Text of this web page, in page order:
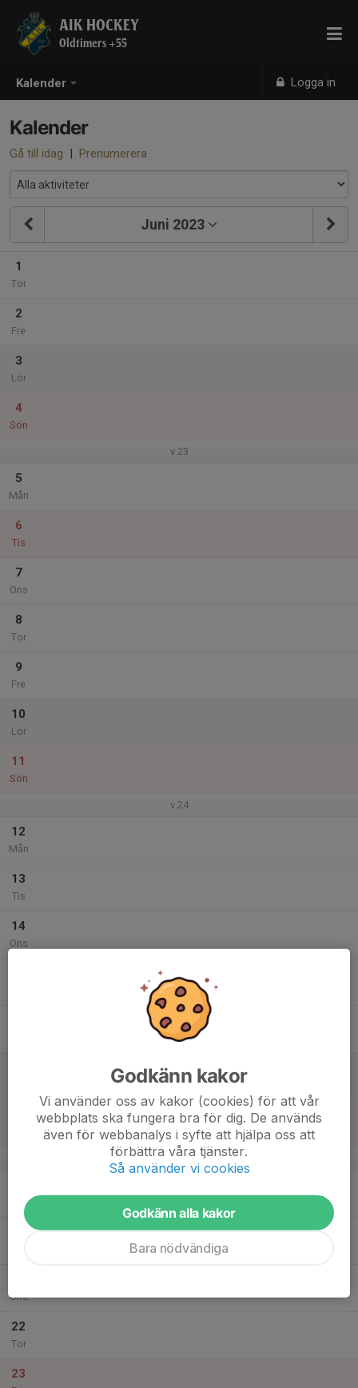
Kalender Logga in
AIK HOCKEY
Oldtimers +55
Kalender
Gå till idag | Prenumerera
Juni 2023
1
Tor
2
Fre
3
Lör
4
Sön
v.23
5
Mån
6
Tis
7
Ons
8
Tor
9
Fre
10
Lör
11
Sön
v.24
12
Mån
13
Tis
14
Ons
v.25
Mån
Ons
22
Tor
23
Godkänn kakor
Vi använder oss av kakor (cookies) för att vår
webbplats ska fungera bra för dig. De används
även för webbanalys i syfte att hjälpa oss att
förbättra våra tjänster.
Så använder vi cookies
Godkänn alla kakor
Bara nödvändiga